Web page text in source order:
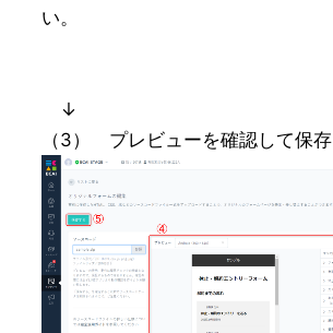
い。
↓
（3） プレビューを確認して保存